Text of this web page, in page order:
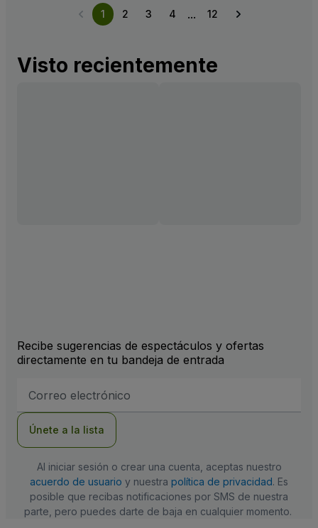
1 2 3 4 ... 12
Visto recientemente
Recibe sugerencias de espectáculos y ofertas
directamente en tu bandeja de entrada
de
Únete a la lista
Al iniciar sesión o crear una cuenta, aceptas nuestro
acuerdo de usuario y nuestra política de privacidad. Es
posible que recibas notificaciones por SMS de nuestra
parte, pero puedes darte de baja en cualquier momento.